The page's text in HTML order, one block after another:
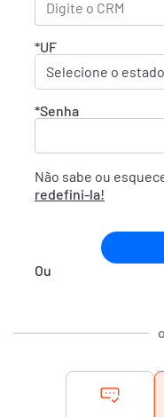
*UF
*Senha
Não sabe ou
redefini-la!
Ou